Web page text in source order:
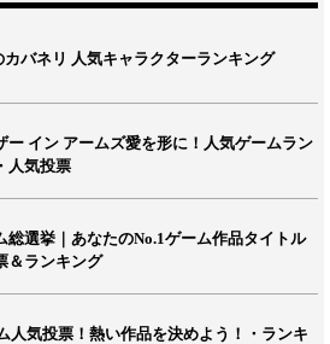
カバネリ 人気キャラクターランキング
ー イン アームズ愛を形に！人気ゲームラン
人気投票
総選挙｜あなたのNo.1ゲーム作品タイトル
＆ランキング
人気投票！熱い作品を決めよう！・ランキ